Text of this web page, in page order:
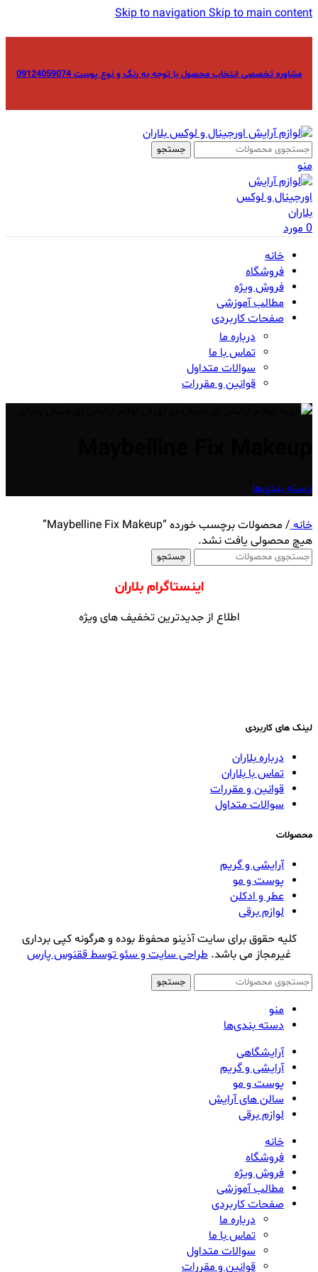
Skip to navigationSkip to main content
مشاوره تخصصی انتخاب محصول با توجه به رنگ و نوع پوست 09124059074
جستجو
منو
0مورد
خانه
فروشگاه
فروش ویژه
مطالب آموزشی
صفحات کاربردی
درباره ما
تماس با ما
سوالات متداول
قوانین و مقررات
دسته بندی‌ها
خانه/ محصولات برچسب خورده “Maybelline Fix Makeup”
هیچ محصولی یافت نشد.
جستجو
اینستاگرام بلاران
اطلاع از جدیدترین تخفیف های ویژه
لینک های کاربردی
درباره بلاران
تماس با بلاران
قوانین و مقررات
سوالات متداول
محصولات
آرایشی و گریم
پوست و مو
عطر و ادکلن
لوازم برقی
کلیه حقوق برای سایت آذینو محفوظ بوده و هرگونه کپی برداری
غیرمجاز می باشد. طراحی سایت و سئو توسط ققنوس پارس
جستجو
منو
دسته بندی‌ها
آرایشگاهی
آرایشی و گریم
پوست و مو
سالن های آرایش
لوازم برقی
خانه
فروشگاه
فروش ویژه
مطالب آموزشی
صفحات کاربردی
درباره ما
تماس با ما
سوالات متداول
قوانین و مقررات